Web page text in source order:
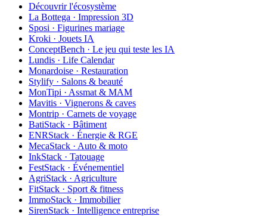
Découvrir l'écosystème
La Bottega · Impression 3D
Sposi · Figurines mariage
Kroki · Jouets IA
ConceptBench · Le jeu qui teste les IA
Lundis · Life Calendar
Monardoise · Restauration
Stylify · Salons & beauté
MonTipi · Assmat & MAM
Mavitis · Vignerons & caves
Montrip · Carnets de voyage
BatiStack · Bâtiment
ENRStack · Énergie & RGE
MecaStack · Auto & moto
InkStack · Tatouage
FestStack · Événementiel
AgriStack · Agriculture
FitStack · Sport & fitness
ImmoStack · Immobilier
SirenStack · Intelligence entreprise